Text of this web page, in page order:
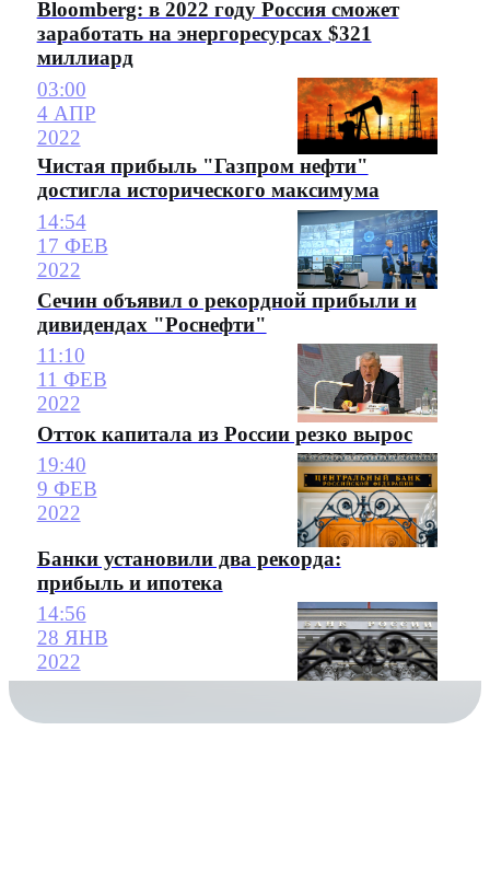
Bloomberg: в 2022 году Россия сможет
заработать на энергоресурсах $321
миллиард
03:00
4 АПР
2022
Чистая прибыль "Газпром нефти"
достигла исторического максимума
14:54
17 ФЕВ
2022
Сечин объявил о рекордной прибыли и
дивидендах "Роснефти"
11:10
11 ФЕВ
2022
Отток капитала из России резко вырос
19:40
9 ФЕВ
2022
Банки установили два рекорда:
прибыль и ипотека
14:56
28 ЯНВ
2022